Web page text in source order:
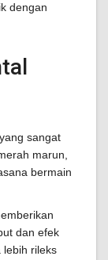
dengan
sangat
marun,
bermain
dan efek
lebih rileks